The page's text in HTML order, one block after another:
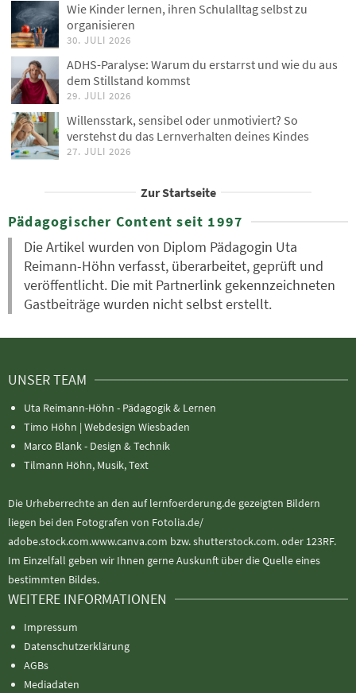
Wie Kinder lernen, ihren Schulalltag selbst zu
organisieren
30. JULI 2026
ADHS-Paralyse: Warum du erstarrst und wie du aus
dem Stillstand kommst
29. JULI 2026
Willensstark, sensibel oder unmotiviert? So
verstehst du das Lernverhalten deines Kindes
27. JULI 2026
Zur Startseite
Pädagogischer Content seit 1997
Die Artikel wurden von Diplom Pädagogin Uta
Reimann-Höhn verfasst, überarbeitet, geprüft und
veröffentlicht. Die mit Partnerlink gekennzeichneten
Gastbeiträge wurden nicht selbst erstellt.
UNSER TEAM
Uta Reimann-Höhn - Pädagogik & Lernen
Timo Höhn | Webdesign Wiesbaden
Marco Blank - Design & Technik
Tilmann Höhn, Musik, Text
Die Urheberrechte an den auf lernfoerderung.de gezeigten Bildern
liegen bei den Fotografen von Fotolia.de/
adobe.stock.com.www.canva.com bzw. shutterstock.com. oder 123RF.
Im Einzelfall geben wir Ihnen gerne Auskunft über die Quelle eines
bestimmten Bildes.
WEITERE INFORMATIONEN
Impressum
Datenschutzerklärung
AGBs
Mediadaten